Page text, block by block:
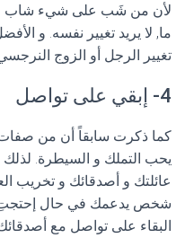
لأن من شَب على شيء شاب
ما, لا يريد تغيير نفسه. و
تغيير الرجل أو الزوج
4- إبقي على تواصل
كما ذكرت سابقاً أن من
يحب التملك و السيطرة.
عائلتك و أصدقائك و تخريب
شخص يدعمك في حال إحتجتِ
البقاء على تواصل مع